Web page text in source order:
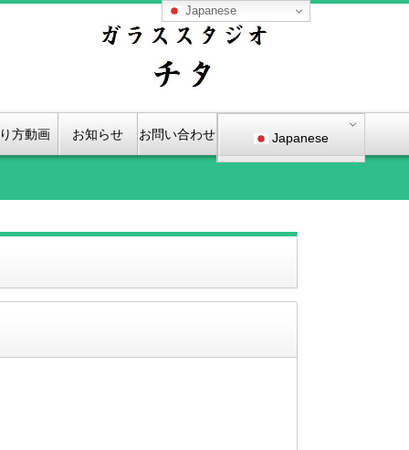
方動画 お知らせ お問い合わせ Japanese
Japanese